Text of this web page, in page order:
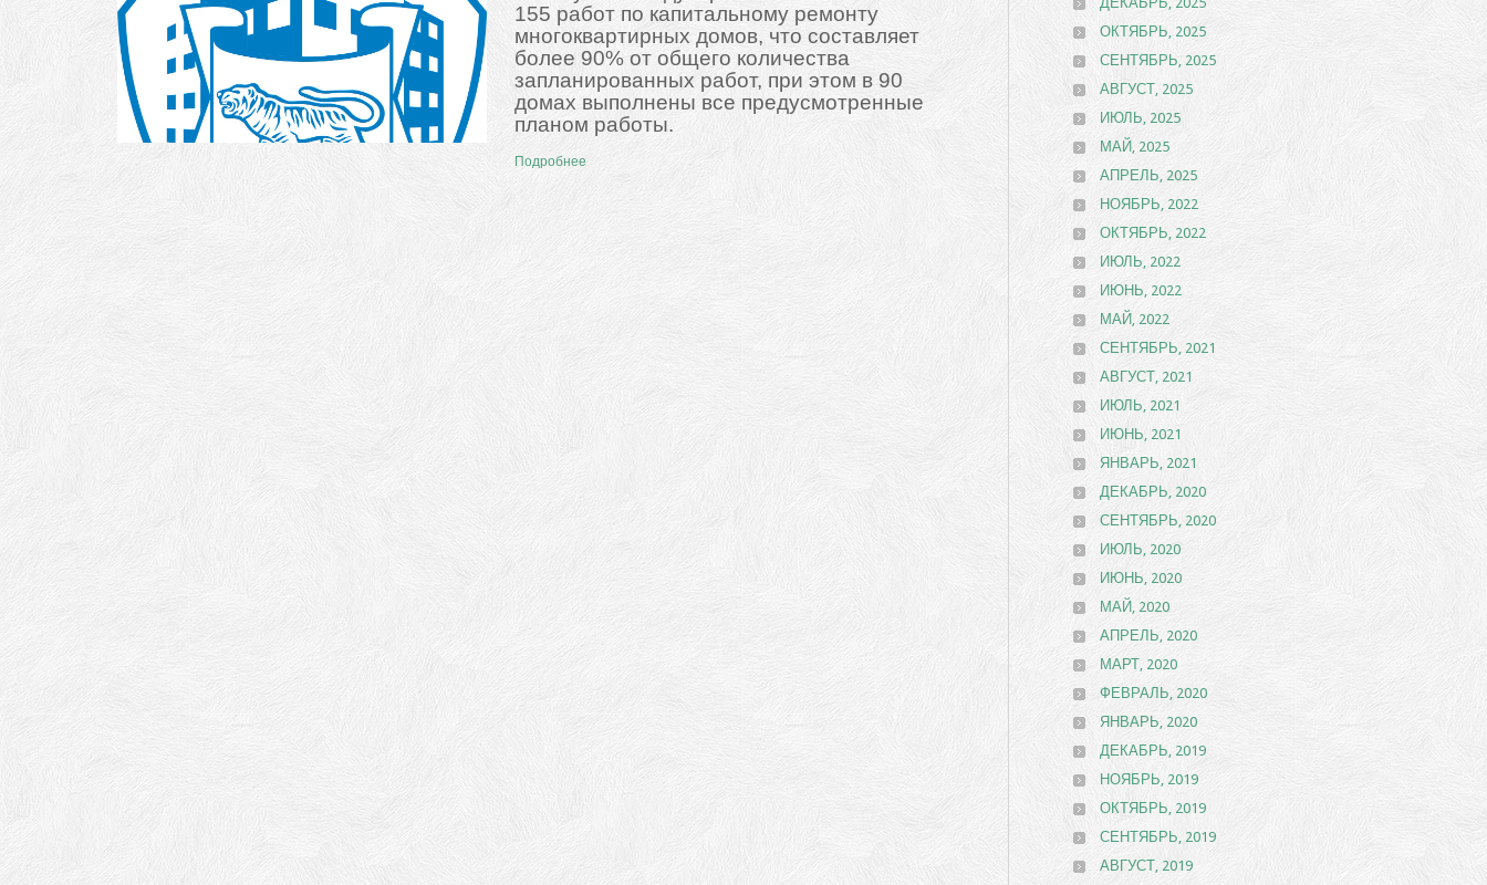
155 работ по капитальному ремонту
многоквартирных домов, что составляет
более 90% от общего количества
запланированных работ, при этом в 90
домах выполнены все предусмотренные
планом работы.
Подробнее
ОКТЯБРЬ, 2025
СЕНТЯБРЬ, 2025
АВГУСТ, 2025
ИЮЛЬ, 2025
МАЙ, 2025
АПРЕЛЬ, 2025
НОЯБРЬ, 2022
ОКТЯБРЬ, 2022
ИЮЛЬ, 2022
ИЮНЬ, 2022
МАЙ, 2022
СЕНТЯБРЬ, 2021
АВГУСТ, 2021
ИЮЛЬ, 2021
ИЮНЬ, 2021
ЯНВАРЬ, 2021
ДЕКАБРЬ, 2020
СЕНТЯБРЬ, 2020
ИЮЛЬ, 2020
ИЮНЬ, 2020
МАЙ, 2020
АПРЕЛЬ, 2020
МАРТ, 2020
ФЕВРАЛЬ, 2020
ЯНВАРЬ, 2020
ДЕКАБРЬ, 2019
НОЯБРЬ, 2019
ОКТЯБРЬ, 2019
СЕНТЯБРЬ, 2019
АВГУСТ, 2019